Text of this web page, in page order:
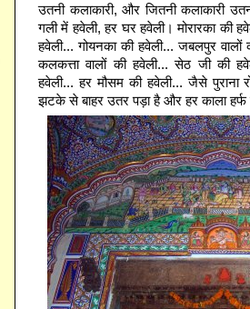
उतनी कलाकारी, और जितनी कलाकारी
गली में हवेली, हर घर हवेली। मोरारका की
हवेली... गोयनका की हवेली... जबलपुर वालों
कलकत्ता वालों की हवेली... सेठ जी की
हवेली... हर मौसम की हवेली... जैसे पुराना
झटके से बाहर उतर पड़ा है और हर काला